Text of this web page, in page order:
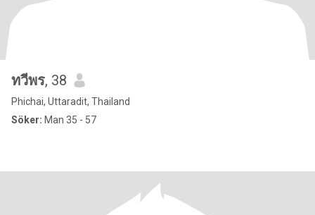
ทวีพร, 38
Phichai, Uttaradit, Thailand
Söker: Man 35 - 57